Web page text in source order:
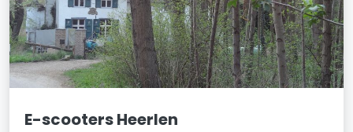
E-scooters Heerlen